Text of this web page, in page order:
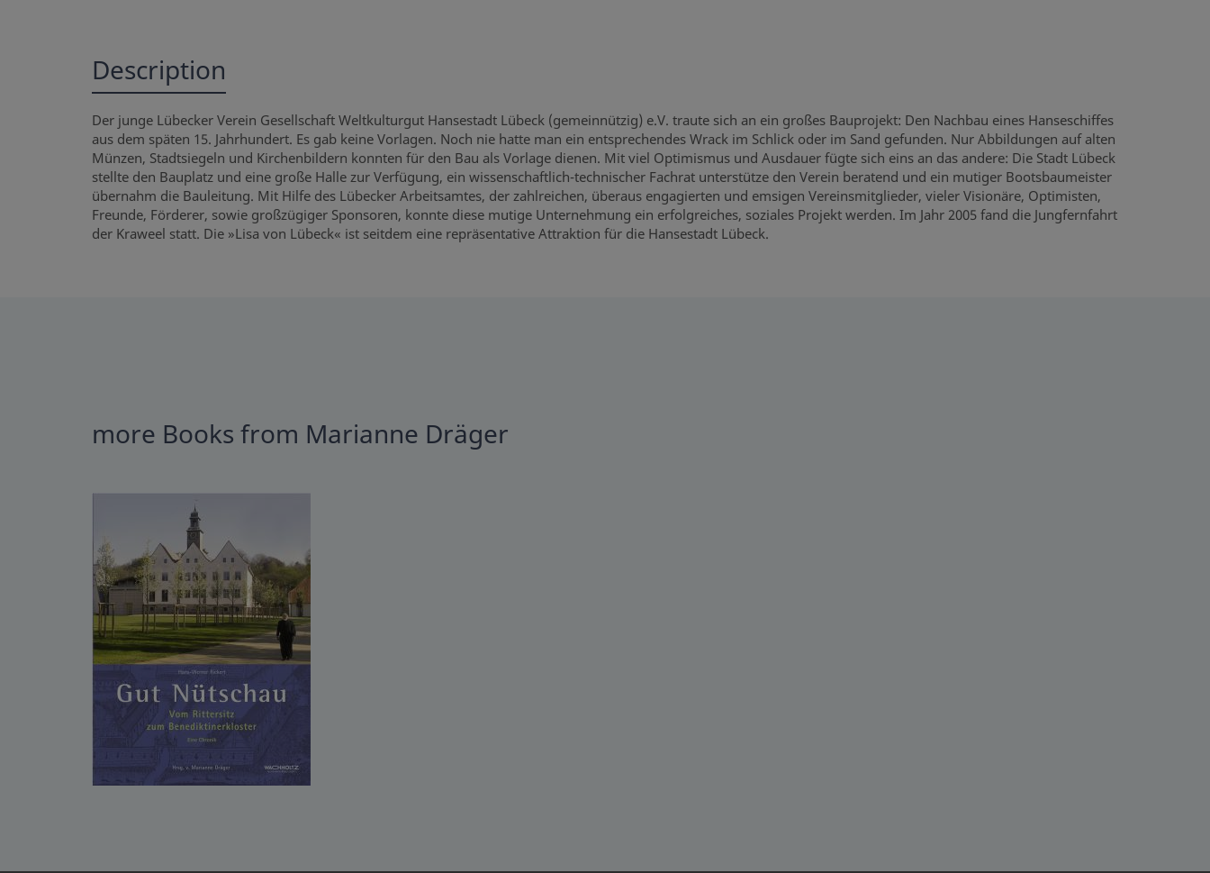
Description
Der junge Lübecker Verein Gesellschaft Weltkulturgut Hansestadt Lübeck (gemeinnützig) e.V. traute sich an ein großes Bauprojekt: Den Nachbau eines Hanseschiffes
aus dem späten 15. Jahrhundert. Es gab keine Vorlagen. Noch nie hatte man ein entsprechendes Wrack im Schlick oder im Sand gefunden. Nur Abbildungen auf alten
Münzen, Stadtsiegeln und Kirchenbildern konnten für den Bau als Vorlage dienen. Mit viel Optimismus und Ausdauer fügte sich eins an das andere: Die Stadt Lübeck
stellte den Bauplatz und eine große Halle zur Verfügung, ein wissenschaftlich-technischer Fachrat unterstütze den Verein beratend und ein mutiger Bootsbaumeister
übernahm die Bauleitung. Mit Hilfe des Lübecker Arbeitsamtes, der zahlreichen, überaus engagierten und emsigen Vereinsmitglieder, vieler Visionäre, Optimisten,
Freunde, Förderer, sowie großzügiger Sponsoren, konnte diese mutige Unternehmung ein erfolgreiches, soziales Projekt werden. Im Jahr 2005 fand die Jungfernfahrt
der Kraweel statt. Die »Lisa von Lübeck« ist seitdem eine repräsentative Attraktion für die Hansestadt Lübeck.
more Books from Marianne Dräger